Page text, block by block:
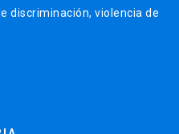
discriminación, violencia de